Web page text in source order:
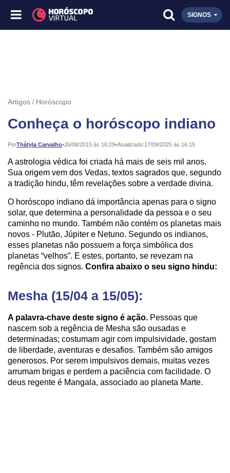
SIGNOS
Artigos Horóscopo
Conheça o horóscopo indiano
PorThátyla Carvalho•
Publicado: 26/08/2015 às 16:29•Atualizado:17/09/2025 às 16:15
A astrologia védica foi criada há mais de seis mil anos.
Sua origem vem dos Vedas, textos sagrados que, segundo
a tradição hindu, têm revelações sobre a verdade divina.
O horóscopo indiano dá importância apenas para o signo
solar, que determina a personalidade da pessoa e o seu
caminho no mundo. Também não contém os planetas mais
novos - Plutão, Júpiter e Netuno. Segundo os indianos,
esses planetas não possuem a força simbólica dos
planetas “velhos”. E estes, portanto, se revezam na
regência dos signos. Confira abaixo o seu signo hindu:
Mesha (15/04 a 15/05):
A palavra-chave deste signo é ação. Pessoas que
nascem sob a regência de Mesha são ousadas e
determinadas; costumam agir com impulsividade, gostam
de liberdade, aventuras e desafios. Também são amigos
generosos. Por serem impulsivos demais, muitas vezes
arrumam brigas e perdem a paciência com facilidade. O
deus regente é Mangala, associado ao planeta Marte.